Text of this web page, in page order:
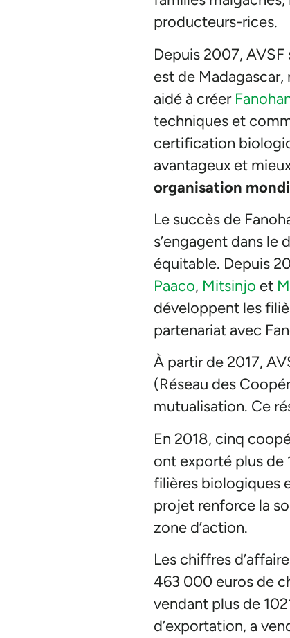
producteurs-rices.
Depuis 2007,
est de
aidé à créer
techniques et
certification
avantageux et
organisation
Le succès de
s’engagent dans
équitable. Depuis
Paaco, Mitsinjo et
développent les
partenariat avec
À partir de 2017,
(Réseau des
mutualisation. Ce
En 2018, cinq
ont exporté plus de
filières biologiques
projet renforce la
zone d’action.
Les chiffres
463 000 euros de
vendant plus de
d’exportation, a